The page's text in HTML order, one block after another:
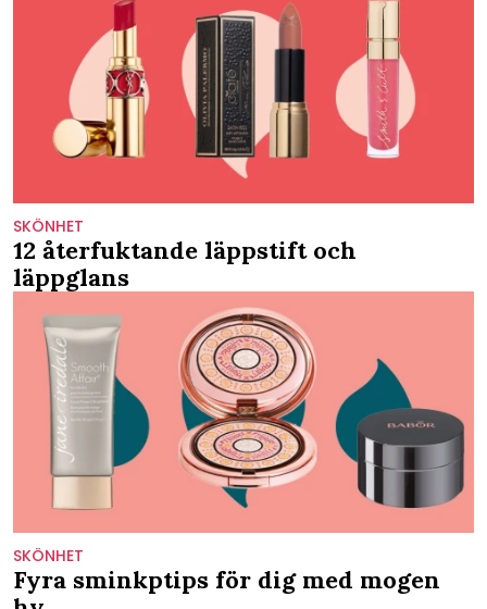
SKÖNHET
12 återfuktande läppstift och
läppglans
SKÖNHET
Fyra sminkptips för dig med mogen